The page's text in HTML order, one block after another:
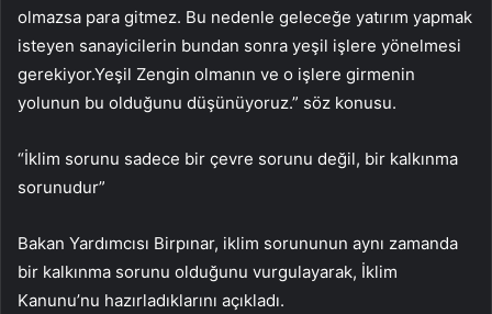
olmazsa para gitmez. Bu nedenle geleceğe yatırım yapmak
isteyen sanayicilerin bundan sonra yeşil işlere yönelmesi
gerekiyor.Yeşil Zengin olmanın ve o işlere girmenin
yolunun bu olduğunu düşünüyoruz.” söz konusu.
“İklim sorunu sadece bir çevre sorunu değil, bir kalkınma
sorunudur”
Bakan Yardımcısı Birpınar, iklim sorununun aynı zamanda
bir kalkınma sorunu olduğunu vurgulayarak, İklim
Kanunu’nu hazırladıklarını açıkladı.